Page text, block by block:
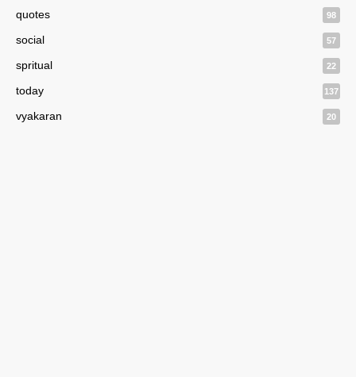
quotes 98
social 57
spritual 22
today 137
vyakaran 20